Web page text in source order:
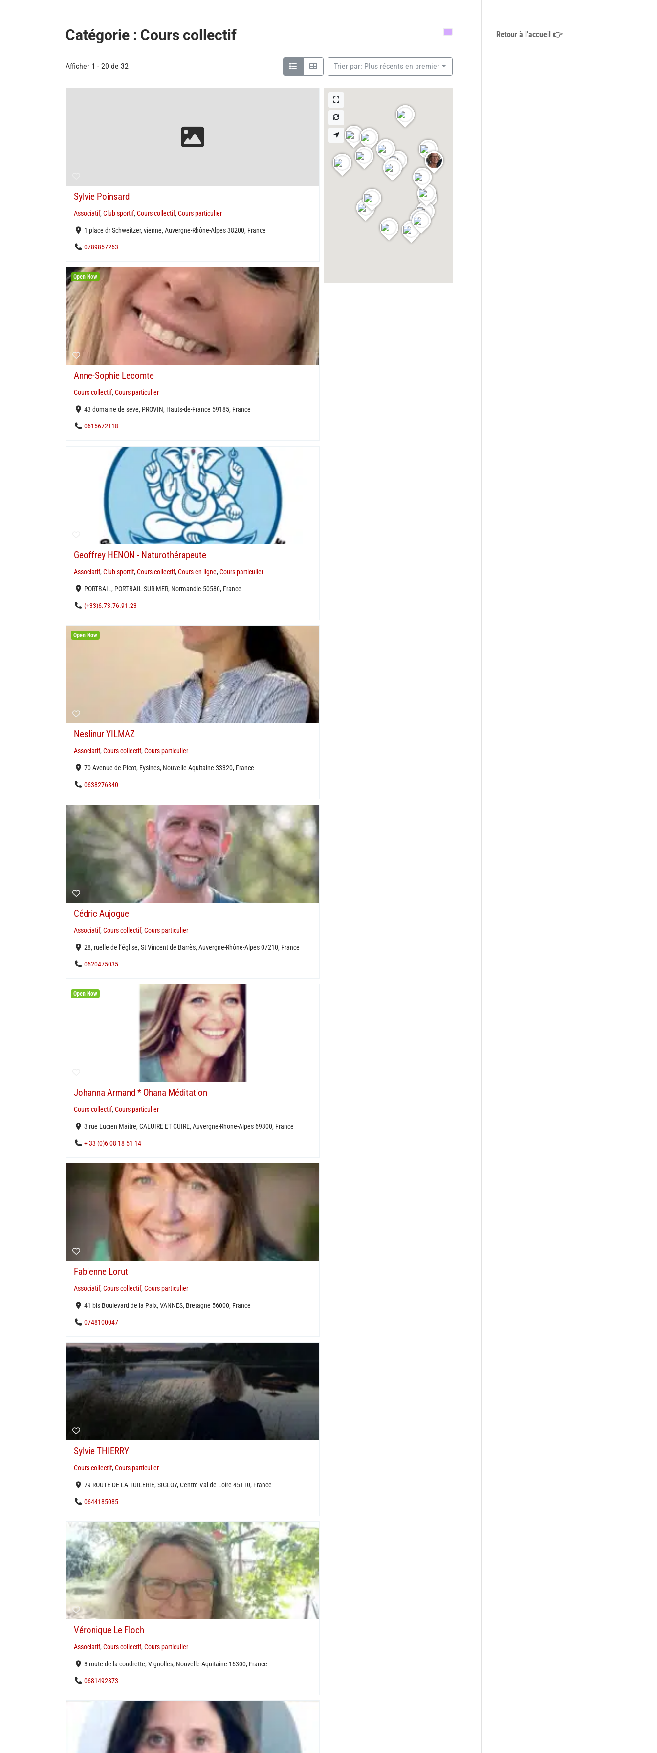
Catégorie : Cours collectif
Afficher 1 - 20 de 32 Trier par: Plus récents en premier
Sylvie Poinsard
Associatif,Club sportif,Cours collectif,Cours particulier
1 place dr Schweitzer, vienne, Auvergne-Rhône-Alpes 38200, France
0789857263
Anne-Sophie Lecomte
Cours collectif,Cours particulier
43 domaine de seve, PROVIN, Hauts-de-France 59185, France
0615672118
Open Now
Geoffrey HENON - Naturothérapeute
Associatif,Club sportif,Cours collectif,Cours en ligne,Cours particulier
PORTBAIL, PORT-BAIL-SUR-MER, Normandie 50580, France
(+33)6.73.76.91.23
Neslinur YILMAZ
Associatif,Cours collectif,Cours particulier
70 Avenue de Picot, Eysines, Nouvelle-Aquitaine 33320, France
0638276840
Open Now
Cédric Aujogue
Associatif,Cours collectif,Cours particulier
28, ruelle de l’église, St Vincent de Barrès, Auvergne-Rhône-Alpes 07210, France
0620475035
Johanna Armand * Ohana Méditation
Cours collectif,Cours particulier
3 rue Lucien Maître, CALUIRE ET CUIRE, Auvergne-Rhône-Alpes 69300, France
+ 33 (0)6 08 18 51 14
Open Now
Fabienne Lorut
Associatif,Cours collectif,Cours particulier
41 bis Boulevard de la Paix, VANNES, Bretagne 56000, France
0748100047
Sylvie THIERRY
Cours collectif,Cours particulier
79 ROUTE DE LA TUILERIE, SIGLOY, Centre-Val de Loire 45110, France
0644185085
Véronique Le Floch
Associatif,Cours collectif,Cours particulier
3 route de la coudrette, Vignolles, Nouvelle-Aquitaine 16300, France
0681492873
Retour à l'accueil 👉